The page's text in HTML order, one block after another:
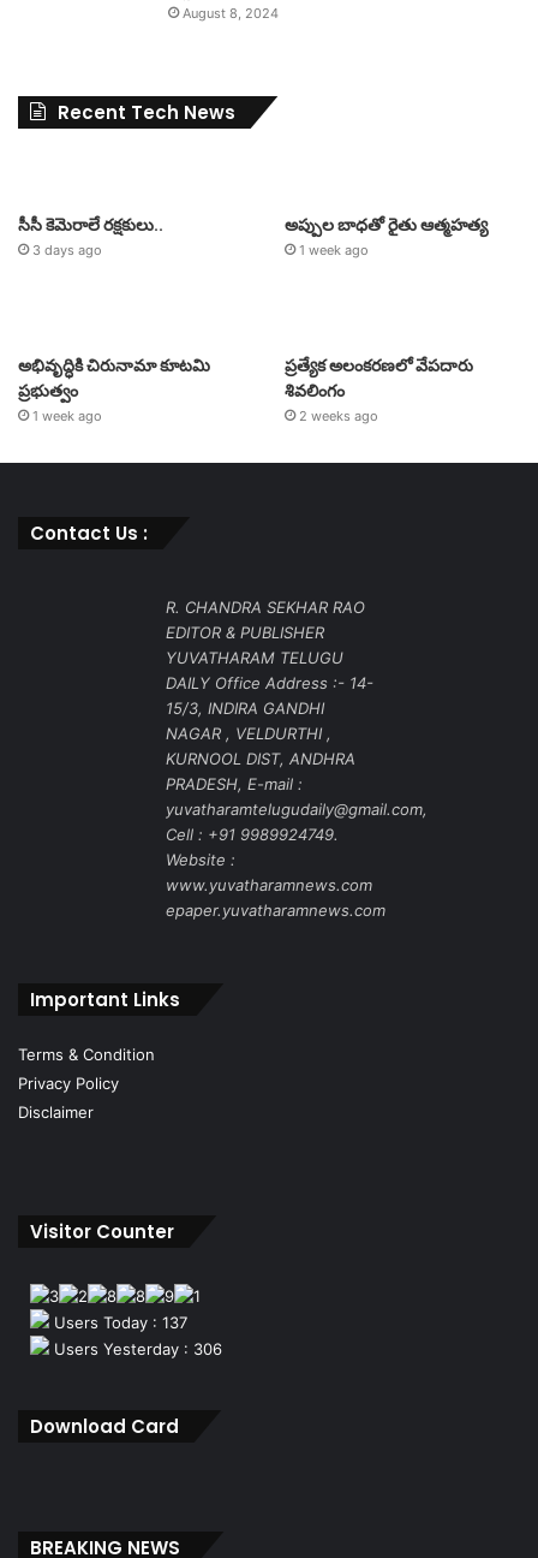
August 8, 2024
Recent Tech News
సీసీ కెమెరాలే రక్షకులు..
3 days ago
అప్పుల బాధతో రైతు ఆత్మహత్య
1 week ago
అభివృద్ధికి చిరునామా కూటమి
ప్రభుత్వం
1 week ago
ప్రత్యేక అలంకరణలో వేపదారు
శివలింగం
2 weeks ago
Contact Us :
R. CHANDRA SEKHAR RAO
EDITOR & PUBLISHER
YUVATHARAM TELUGU
DAILY Office Address :- 14-
15/3, INDIRA GANDHI
NAGAR , VELDURTHI ,
KURNOOL DIST, ANDHRA
PRADESH, E-mail :
yuvatharamtelugudaily@gmail.com,
Cell : +91 9989924749.
Website :
www.yuvatharamnews.com
epaper.yuvatharamnews.com
Important Links
Terms & Condition
Privacy Policy
Disclaimer
Visitor Counter
Users Today : 137
Users Yesterday : 306
Download Card
BREAKING NEWS